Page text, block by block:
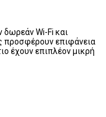
δωρεάν Wi-Fi και
προσφέρουν επιφάνεια
έχουν επιπλέον μικρή